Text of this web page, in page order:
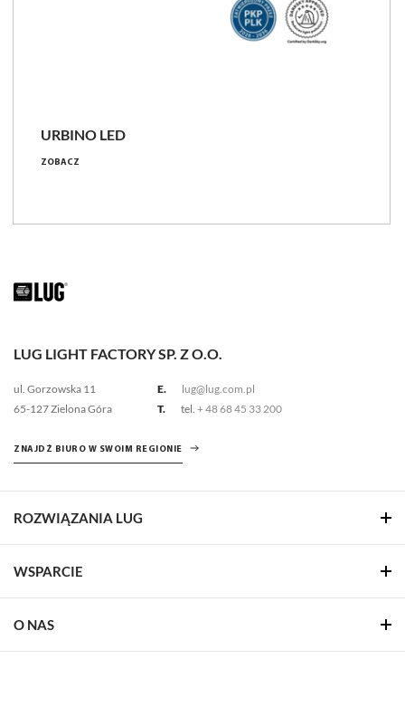
URBINO LED
ZOBACZ
LUG LIGHT FACTORY SP. Z O.O.
ul. Gorzowska 11
65-127 Zielona Góra
E.
lug@lug.com.pl
T.
tel. + 48 68 45 33 200
ZNAJDŹ BIURO W SWOIM REGIONIE
ROZWIĄZANIA LUG
WSPARCIE
O NAS